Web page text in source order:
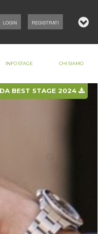
REGISTRATI
LOGIN
BEST STAGE 2024
INFO STAGE CHI SIAMO